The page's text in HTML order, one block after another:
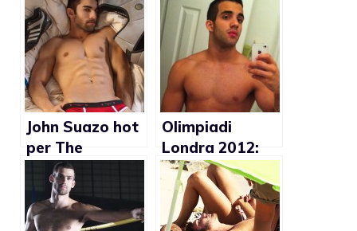
John Suazo hot
per The
Underwear
Expert (Foto)
Olimpiadi
Londra 2012:
Danell Leyva
nudo (Foto)